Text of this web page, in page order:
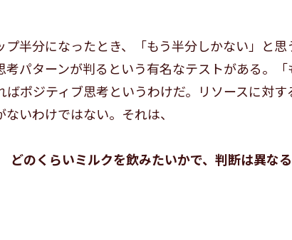
半分になったとき、「もう半分しかない」と思
考パターンが判るという有名なテストがある。「
ばポジティブ思考というわけだ。リソースに対
いわけではない。それは、
どのくらいミルクを飲みたいかで、判断は異なる